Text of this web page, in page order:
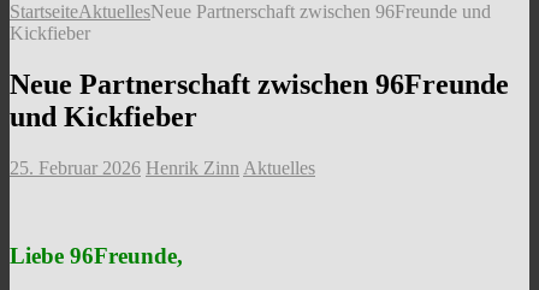
StartseiteAktuellesNeue Partnerschaft zwischen 96Freunde und
Kickfieber
Neue Partnerschaft zwischen 96Freunde
und Kickfieber
25. Februar 2026 Henrik Zinn Aktuelles
Liebe 96Freunde,